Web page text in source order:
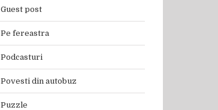
Guest post
Pe fereastra
Podcasturi
Povesti din autobuz
Puzzle